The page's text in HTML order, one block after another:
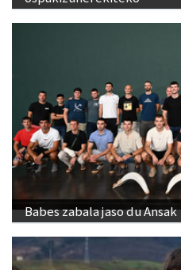
Babes zabala jaso du Ansak